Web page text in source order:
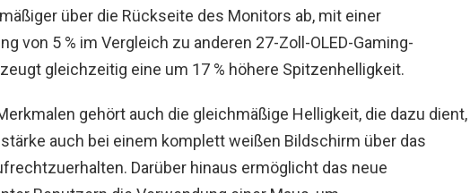
über die Rückseite des Monitors ab, mit einer
von 5 % im Vergleich zu anderen 27-Zoll-OLED-Gaming-
gleichzeitig eine um 17 % höhere Spitzenhelligkeit.
gehört auch die gleichmäßige Helligkeit, die dazu dient,
auch bei einem komplett weißen Bildschirm über das
Darüber hinaus ermöglicht das neue